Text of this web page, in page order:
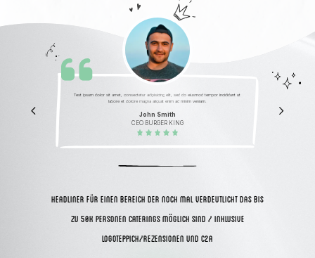
Test ipsum dolor sit amet, consectetur adipisicing elit, sed do eiusmod tempor incididunt ut
labore et dolore magna aliquat enim ad minim veniam.
John Smith
CEO BURGER KING
HEADLINER FÜR EINEN BEREICH DER NOCH MAL VERDEUTLICHT DAS BIS
ZU 50k PERSONEN CATERINGS MÖGLICH SIND / inklusive
LOGOTEPPICH/REZENSIOnen und c2a